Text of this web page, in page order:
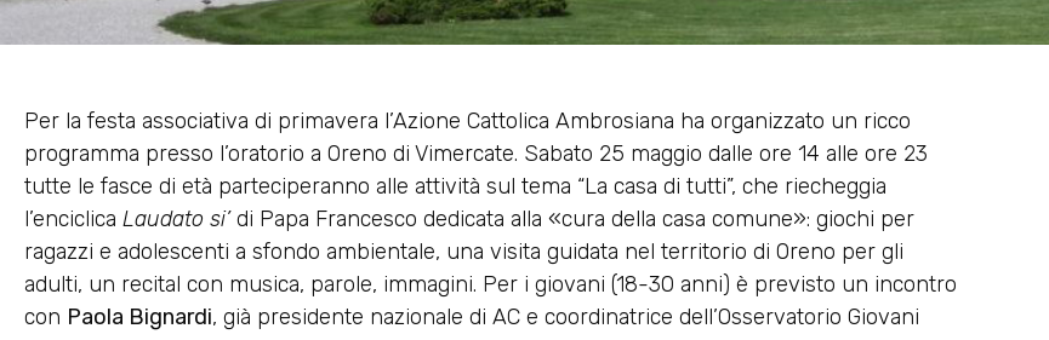
Per la festa associativa di primavera l’Azione Cattolica Ambrosiana ha organizzato un ricco
programma presso l’oratorio a Oreno di Vimercate. Sabato 25 maggio dalle ore 14 alle ore 23
tutte le fasce di età parteciperanno alle attività sul tema “La casa di tutti”, che riecheggia
l’enciclica Laudato si’di Papa Francesco dedicata alla «cura della casa comune»: giochi per
ragazzi e adolescenti a sfondo ambientale, una visita guidata nel territorio di Oreno per gli
adulti, un recital con musica, parole, immagini. Per i giovani (18-30 anni) è previsto un incontro
con Paola Bignardi, già presidente nazionale di AC e coordinatrice dell’Osservatorio Giovani